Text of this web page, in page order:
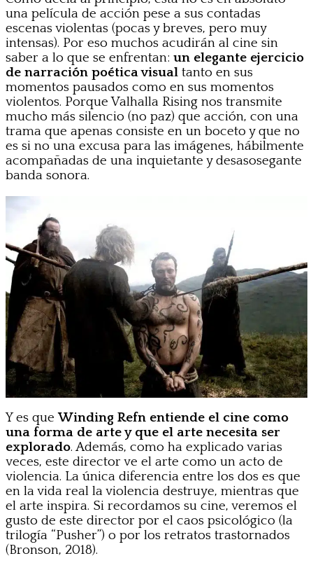
una película de acción pese a sus contadas
escenas violentas (pocas y breves, pero muy
intensas). Por eso muchos acudirán al cine sin
saber a lo que se enfrentan: un elegante ejercicio
de narración poética visual tanto en sus
momentos pausados como en sus momentos
violentos. Porque Valhalla Rising nos transmite
mucho más silencio (no paz) que acción, con una
trama que apenas consiste en un boceto y que no
es si no una excusa para las imágenes, hábilmente
acompañadas de una inquietante y desasosegante
banda sonora.
Y es queWinding Refn entiende el cine como
una forma de arte y que el arte necesita ser
explorado. Además, como ha explicado varias
veces, este director ve el arte como un acto de
violencia. La única diferencia entre los dos es que
en la vida real la violencia destruye, mientras que
el arte inspira. Si recordamos su cine, veremos el
gusto de este director por el caos psicológico (la
trilogía “Pusher”) o por los retratos trastornados
(Bronson, 2018).